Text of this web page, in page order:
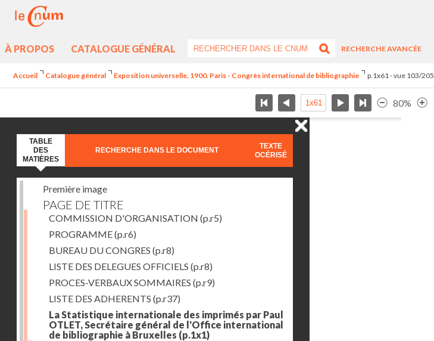
À PROPOS CATALOGUE GÉNÉRAL
RECHERCHE AVANCÉE
Accueil Catalogue général Exposition universelle. 1900. Paris - Congrès international de bibliographie p.1x61 - vue 103/205
80%
TABLE
DES
MATIÈRES
RECHERCHE DANS LE DOCUMENT
TEXTE
OCÉRISÉ
Première image
PAGE DE TITRE
COMMISSION D'ORGANISATION (p.r5)
PROGRAMME(p.r6)
BUREAU DU CONGRES (p.r8)
LISTE DES DELEGUES OFFICIELS (p.r8)
PROCES-VERBAUX SOMMAIRES (p.r9)
LISTE DES ADHERENTS (p.r37)
La Statistique internationale des imprimés par Paul
OTLET, Secrétaire général de l'Office international
de bibliographie à Bruxelles (p.1x1)